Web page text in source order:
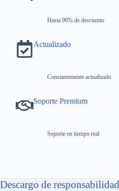
Hasta 90% de descuento
Actualizado
Constantemente actualizado
Soporte Premium
Soporte en tiempo real
Descargo de responsabilidad